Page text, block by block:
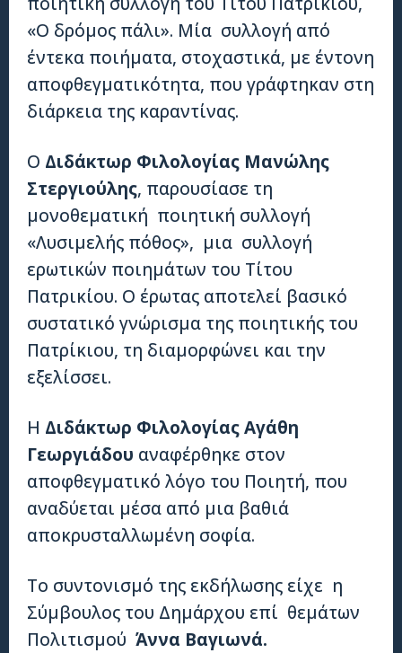
«Ο δρόμος πάλι». Μία συλλογή από
έντεκα ποιήματα, στοχαστικά, με έντονη
αποφθεγματικότητα, που γράφτηκαν στη
διάρκεια της καραντίνας.
Ο Διδάκτωρ Φιλολογίας Μανώλης
Στεργιούλης, παρουσίασε τη
μονοθεματική ποιητική συλλογή
«Λυσιμελής πόθος», μια συλλογή
ερωτικών ποιημάτων του Τίτου
Πατρικίου. Ο έρωτας αποτελεί βασικό
συστατικό γνώρισμα της ποιητικής του
Πατρίκιου, τη διαμορφώνει και την
εξελίσσει.
Η Διδάκτωρ Φιλολογίας Αγάθη
Γεωργιάδου αναφέρθηκε στον
αποφθεγματικό λόγο του Ποιητή, που
αναδύεται μέσα από μια βαθιά
αποκρυσταλλωμένη σοφία.
Το συντονισμό της εκδήλωσης είχε η
Σύμβουλος του Δημάρχου επί θεμάτων
Πολιτισμού Άννα Βαγιωνά.